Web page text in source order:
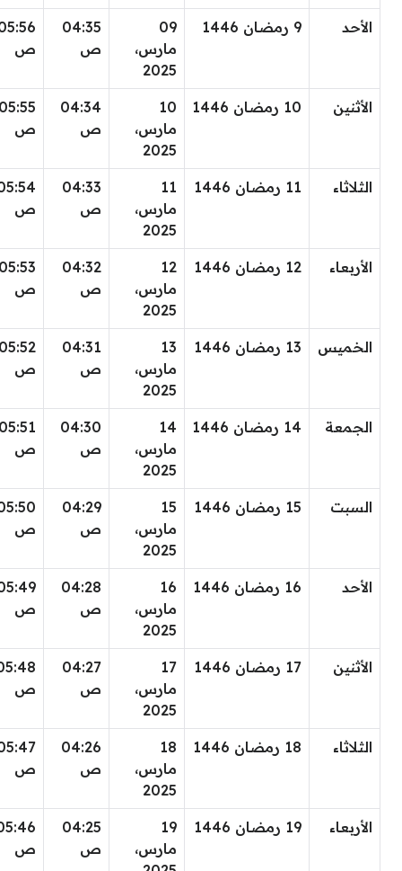
الأحد 9 رمضان 1446
09
مارس،
2025
04:35
ص
ص
الأثنين 10 رمضان 1446
10
مارس،
2025
04:34
ص
ص
الثلاثاء 11 رمضان 1446
11
مارس،
2025
04:33
ص
ص
الأربعاء 12 رمضان 1446
12
مارس،
2025
04:32
ص
ص
الخميس 13 رمضان 1446
13
مارس،
2025
04:31
ص
ص
الجمعة 14 رمضان 1446
14
مارس،
2025
04:30
ص
ص
السبت 15 رمضان 1446
15
مارس،
2025
04:29
ص
ص
الأحد 16 رمضان 1446
16
مارس،
2025
04:28
ص
ص
الأثنين 17 رمضان 1446
17
مارس،
2025
04:27
ص
ص
الثلاثاء 18 رمضان 1446
18
مارس،
2025
04:26
ص
ص
الأربعاء 19 رمضان 1446
19
مارس،
04:25
ص
ص